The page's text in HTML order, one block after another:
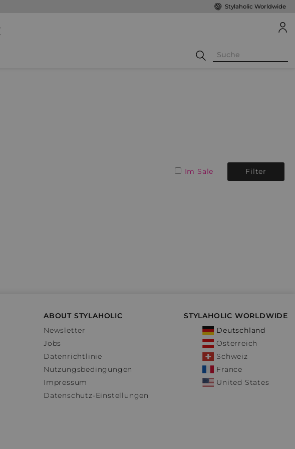
Stylaholic Worldwide
Im Sale Filter
ABOUT STYLAHOLIC
Newsletter
Jobs
Datenrichtlinie
Nutzungsbedingungen
Impressum
Datenschutz-Einstellungen
STYLAHOLIC WORLDWIDE
Deutschland
Österreich
Schweiz
France
United States